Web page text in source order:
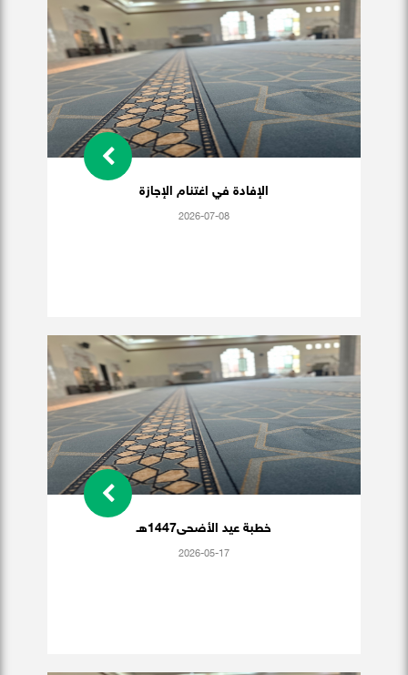
الإفادة في اغتنام الإجازة
2026-07-08
خطبة عيد الأضحى1447هـ
2026-05-17